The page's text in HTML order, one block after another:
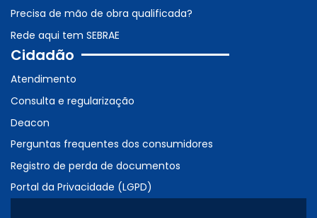
Precisa de mão de obra qualificada?
Rede aqui tem SEBRAE
Cidadão
Atendimento
Consulta e regularização
Deacon
Perguntas frequentes dos consumidores
Registro de perda de documentos
Portal da Privacidade (LGPD)